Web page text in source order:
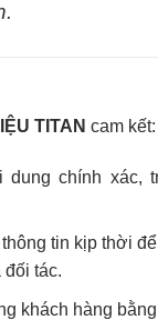
TITAN cam kết:
dung chính xác,
tin kịp thời
đối tác.
khách hàng